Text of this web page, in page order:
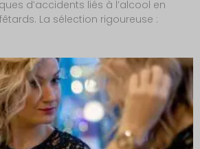
d’accidents liés à l’alcool en
La sélection rigoureuse :